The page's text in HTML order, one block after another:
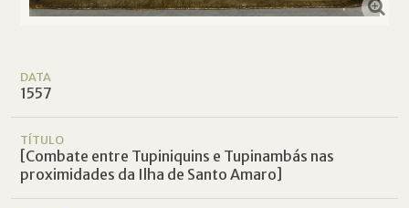
DATA
1557
TÍTULO
[Combate entre Tupiniquins e Tupinambás nas
proximidades da Ilha de Santo Amaro]